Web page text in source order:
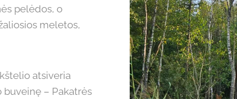
pelėdos, o
meletos,
atsiveria
buveinę – Pakatrės